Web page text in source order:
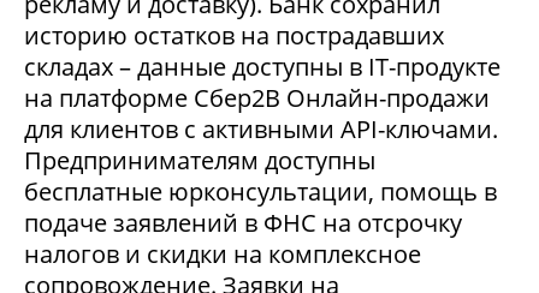
историю остатков на пострадавших
складах – данные доступны в IT-продукте
на платформе Сбер2В Онлайн-продажи
для клиентов с активными API-ключами.
Предпринимателям доступны
бесплатные юрконсультации, помощь в
подаче заявлений в ФНС на отсрочку
налогов и скидки на комплексное
сопровождение. Заявки на